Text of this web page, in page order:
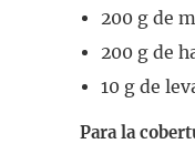
200 g de
200 g de
10 g de
Para la